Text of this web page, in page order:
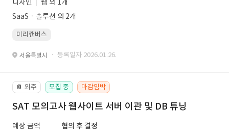
디자인
웹 외 1개
SaaSㆍ솔루션 외 2개
미리캔버스
서울특별시 · 등록일자 2026.01.26.
📔 외주 모집 중 마감임박
SAT 모의고사 웹사이트 서버 이관 및 DB 튜닝
예상 금액
협의 후 결정